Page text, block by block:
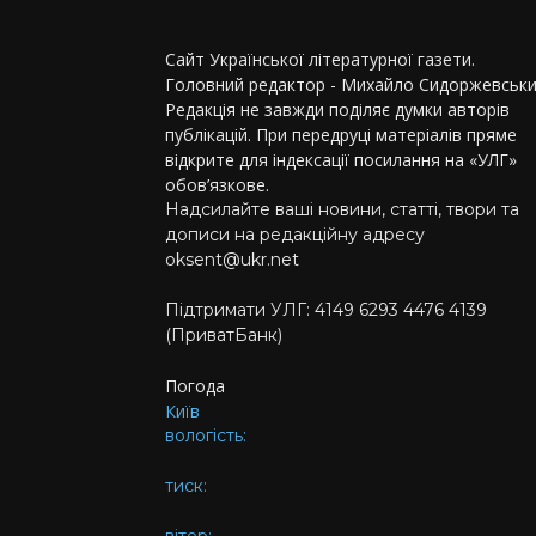
Сайт Української літературної газети.
Головний редактор - Михайло
Редакція не завжди поділяє думки авторів
публікацій. При передруці матеріалів пряме
відкрите для індексації посилання на «УЛГ»
обов’язкове.
Надсилайте ваші новини, статті, твори та
дописи на редакційну адресу
oksent@ukr.net
Підтримати УЛГ: 4149 6293 4476 4139
(ПриватБанк)
Погода
Київ
вологість:
тиск: